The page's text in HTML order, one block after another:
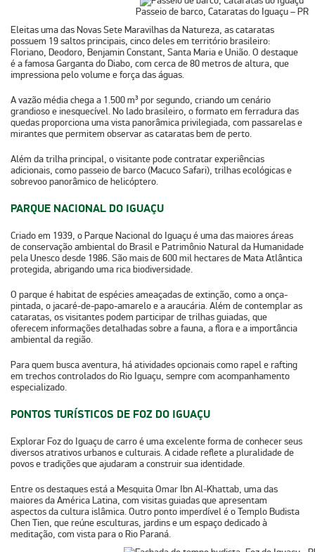
Passeio de barco, Cataratas do Iguaçu – PR
Eleitas uma dasNovas Sete Maravilhas da Natureza, as cataratas
possuem 19 saltos principais, cinco deles em território brasileiro:
Floriano, Deodoro, Benjamin Constant, Santa Maria e União. O destaque
é a famosa Garganta do Diabo, com cerca de 80 metros de altura, que
impressiona pelo volume e força das águas.
A vazão média chega a 1.500 m³ por segundo, criando um cenário
grandioso e inesquecível. No lado brasileiro, o formato em ferradura das
quedas proporciona uma vista panorâmica privilegiada, com passarelas e
mirantes que permitem observar as cataratas bem de perto.
Além da trilha principal, o visitante pode contratar experiências
adicionais, como passeio de barco (Macuco Safari), trilhas ecológicas e
sobrevoo panorâmico de helicóptero.
PARQUE NACIONAL DO IGUAÇU
Criado em 1939, o Parque Nacional do Iguaçu é uma das maiores áreas
de conservação ambiental do Brasil e Patrimônio Natural da Humanidade
pela Unesco desde 1986. São mais de 600 mil hectares de Mata Atlântica
protegida, abrigando uma rica biodiversidade.
O parque é habitat de espécies ameaçadas de extinção, como a onça-
pintada, o jacaré-de-papo-amarelo e a araucária. Além de contemplar as
cataratas, os visitantes podem participar de trilhas guiadas, que
oferecem informações detalhadas sobre a fauna, a flora e a importância
ambiental da região.
Para quem busca aventura, há atividades opcionais como rapel e rafting
em trechos controlados do Rio Iguaçu, sempre com acompanhamento
especializado.
PONTOS TURÍSTICOS DE FOZ DO IGUAÇU
Explorar Foz do Iguaçu de carro é uma excelente forma de conhecer seus
diversos atrativos urbanos e culturais. A cidade reflete a pluralidade de
povos e tradições que ajudaram a construir sua identidade.
Entre os destaques está a Mesquita Omar Ibn Al-Khattab, uma das
maiores da América Latina, com visitas guiadas que apresentam
aspectos da cultura islâmica. Outro ponto imperdível é o Templo Budista
Chen Tien, que reúne esculturas, jardins e um espaço dedicado à
meditação, com vista para o Rio Paraná.